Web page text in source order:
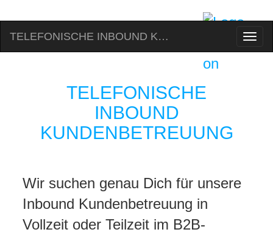
TELEFONISCHE INBOUND KUNDENBETREUUNG
TELEFONISCHE
INBOUND
KUNDENBETREUUNG
Wir suchen genau Dich für unsere
Inbound Kundenbetreuung in
Vollzeit oder Teilzeit im B2B-